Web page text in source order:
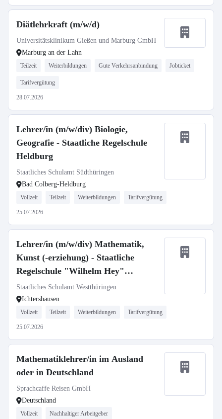
Diätlehrkraft (m/w/d)
Universitätsklinikum Gießen und Marburg GmbH
Marburg an der Lahn
Teilzeit Weiterbildungen Gute Verkehrsanbindung Jobticket
Tarifvergütung
28.07.2026
Lehrer/in (m/w/div) Biologie,
Geografie - Staatliche Regelschule
Heldburg
Staatliches Schulamt Südthüringen
Bad Colberg-Heldburg
Vollzeit Teilzeit Weiterbildungen Tarifvergütung
25.07.2026
Lehrer/in (m/w/div) Mathematik,
Kunst (-erziehung) - Staatliche
Regelschule "Wilhelm Hey"
Ichtershausen
Staatliches Schulamt Westthüringen
Ichtershausen
Vollzeit Teilzeit Weiterbildungen Tarifvergütung
25.07.2026
Mathematiklehrer/in im Ausland
oder in Deutschland
Sprachcaffe Reisen GmbH
Deutschland
Vollzeit Nachhaltiger Arbeitgeber